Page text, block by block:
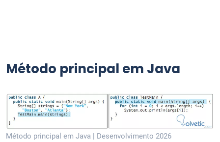
Método principal em Java
Método principal em Java | Desenvolvimento 2026